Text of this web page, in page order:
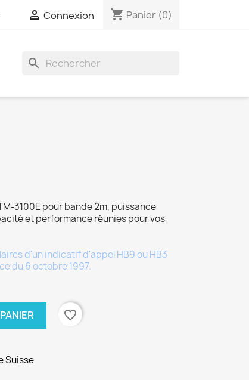
 Connexion shopping_cart Panier (0)
search
3100E pour bande 2m, puissance
et performance réunies pour vos
d'un indicatif d'appel HB9 ou HB3
du 6 octobre 1997.
favorite_border
Suisse